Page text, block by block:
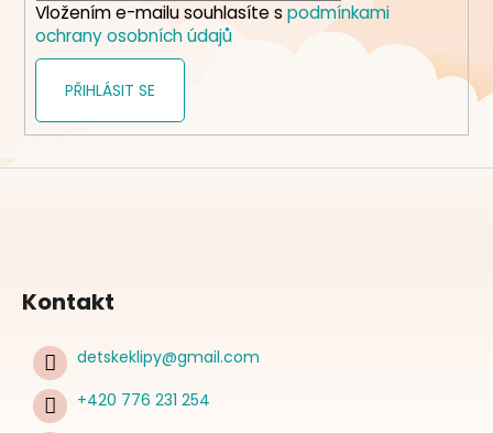
Vložením e-mailu souhlasíte s podmínkami
ochrany osobních údajů
PŘIHLÁSIT SE
Kontakt
detskeklipy@gmail.com
+420 776 231 254